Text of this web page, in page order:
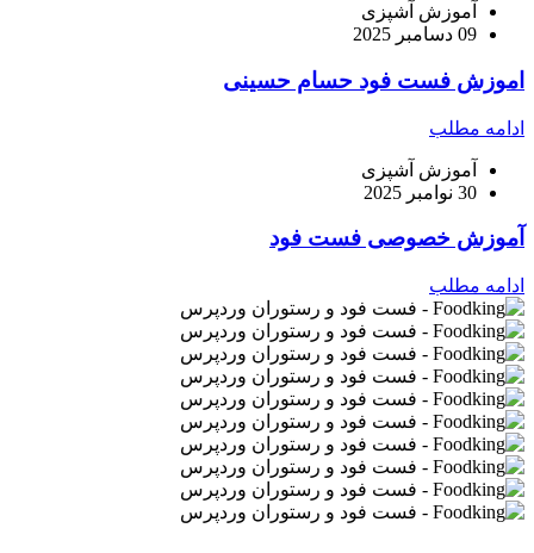
آموزش آشپزی
09 دسامبر 2025
اموزش فست فود حسام حسینی
ادامه مطلب
آموزش آشپزی
30 نوامبر 2025
آموزش خصوصی فست فود
ادامه مطلب